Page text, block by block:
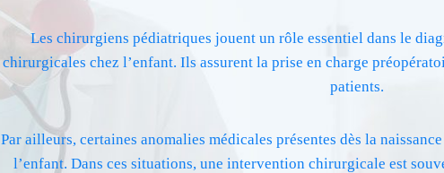
Les chirurgiens pédiatriques jouent un rôle essentiel dans le
chirurgicales chez l’enfant. Ils assurent la prise en charge
patients.
Par ailleurs, certaines anomalies médicales présentes dès la
l’enfant. Dans ces situations, une intervention chirurgicale est